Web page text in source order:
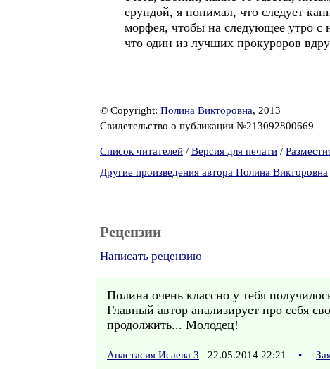
ерундой, я понимал, что следует
морфея, чтобы на следующее утро с
что один из лучших прокуроров
© Copyright: Полина Викторовна, 2013
Свидетельство о публикации №213092800669
Список читателей / Версия для печати /
Другие произведения автора Полина Викторовна
Рецензии
Написать рецензию
Полина очень классно у тебя
Главный автор анализирует про себя
продолжить... Молодец!
Анастасия Исаева 3 22.05.2014 22:21 •